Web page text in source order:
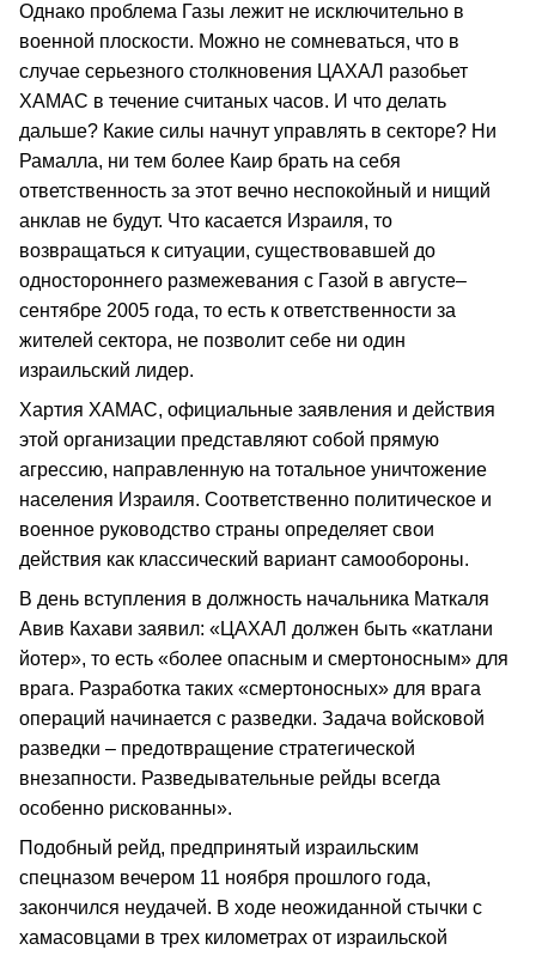
Однако проблема Газы лежит не исключительно в
военной плоскости. Можно не сомневаться, что в
случае серьезного столкновения ЦАХАЛ разобьет
ХАМАС в течение считаных часов. И что делать
дальше? Какие силы начнут управлять в секторе? Ни
Рамалла, ни тем более Каир брать на себя
ответственность за этот вечно неспокойный и нищий
анклав не будут. Что касается Израиля, то
возвращаться к ситуации, существовавшей до
одностороннего размежевания с Газой в августе–
сентябре 2005 года, то есть к ответственности за
жителей сектора, не позволит себе ни один
израильский лидер.
Хартия ХАМАС, официальные заявления и действия
этой организации представляют собой прямую
агрессию, направленную на тотальное уничтожение
населения Израиля. Соответственно политическое и
военное руководство страны определяет свои
действия как классический вариант самообороны.
В день вступления в должность начальника Маткаля
Авив Кахави заявил: «ЦАХАЛ должен быть «катлани
йотер», то есть «более опасным и смертоносным» для
врага. Разработка таких «смертоносных» для врага
операций начинается с разведки. Задача войсковой
разведки – предотвращение стратегической
внезапности. Разведывательные рейды всегда
особенно рискованны».
Подобный рейд, предпринятый израильским
спецназом вечером 11 ноября прошлого года,
закончился неудачей. В ходе неожиданной стычки с
хамасовцами в трех километрах от израильской